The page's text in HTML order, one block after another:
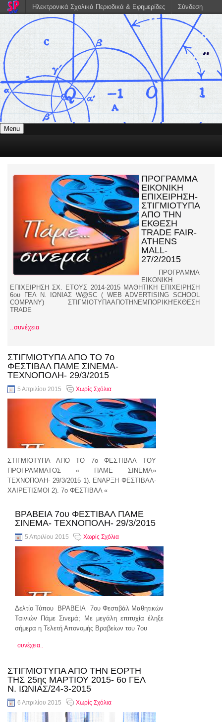
Menu
ΠΡΟΓΡΑΜΜΑ
ΕΙΚΟΝΙΚΗ
ΕΠΙΧΕΙΡΗΣΗ-
ΣΤΙΓΜΙΟΤΥΠΑ
ΑΠΟ ΤΗΝ
ΕΚΘΕΣΗ
TRADE FAIR-
ATHENS
MALL-
27/2/2015
ΠΡΟΓΡΑΜΜΑ
ΕΙΚΟΝΙΚΗ
ΕΠΙΧΕΙΡΗΣΗ ΣΧ. ΕΤΟYΣ 2014-2015 ΜΑΘΗΤΙΚΗ ΕΠΙΧΕΙΡΗΣΗ
6ου ΓΕΛ Ν. ΙΩΝΙΑΣ W@SC ( WEB ADVERTISING SCHOOL
COMPANY) ΣΤΙΓΜΙΟΤΥΠΑΑΠΟΤΗΝΕΜΠΟΡΙΚΗΈΚΘΕΣΗ
TRADE
..συνέχεια
ΣΤΙΓΜΙΟΤΥΠΑ ΑΠΟ ΤΟ 7ο
ΦΕΣΤΙΒΑΛ ΠΑΜΕ ΣΙΝΕΜΑ-
ΤΕΧΝΟΠΟΛΗ- 29/3/2015
5 Απριλίου 2015 Χωρίς Σχόλια
ΣΤΙΓΜΙΟΤΥΠΑ ΑΠΟ ΤΟ 7ο ΦΕΣΤΙΒΑΛ ΤΟΥ
ΠΡΟΓΡΑΜΜΑΤΟΣ « ΠΑΜΕ ΣΙΝΕΜΑ»
ΤΕΧΝΟΠΟΛΗ- 29/3/2015 1). ΕΝΑΡΞΗ ΦΕΣΤΙΒΑΛ-
ΧΑΙΡΕΤΙΣΜΟΙ 2). 7ο ΦΕΣΤΙΒΑΛ «
ΒΡΑΒΕΙΑ 7ου ΦΕΣΤΙΒΑΛ ΠΑΜΕ
ΣΙΝΕΜΑ- ΤΕΧΝΟΠΟΛΗ- 29/3/2015
5 Απριλίου 2015 Χωρίς Σχόλια
Δελτίο Τύπου ΒΡΑΒΕΙΑ 7ου Φεστιβάλ Μαθητικών
Ταινιών Πάμε Σινεμά; Με μεγάλη επιτυχία έληξε
σήμερα η Τελετή Απονομής Βραβείων του 7ου
συνέχεια..
ΣΤΙΓΜΙΟΤΥΠΑ ΑΠΟ ΤΗΝ ΕΟΡΤΗ
ΤΗΣ 25ης ΜΑΡΤΙΟΥ 2015- 6ο ΓΕΛ
Ν. ΙΩΝΙΑΣ/24-3-2015
6 Απριλίου 2015 Χωρίς Σχόλια
Ηλεκτρονικά Σχολικά Περιοδικά & Εφημερίδες Σύνδεση